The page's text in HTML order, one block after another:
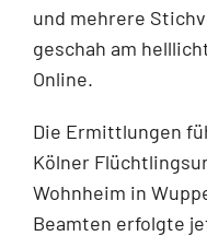
und mehrere
geschah am
Online.
Die Ermittlungen
Kölner
Wohnheim in
Beamten erfolgte